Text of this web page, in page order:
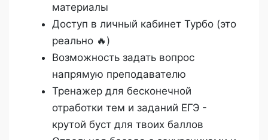
материалы
Доступ в личный кабинет Турбо (это
реально 🔥)
Возможность задать вопрос
напрямую преподавателю
Тренажер для бесконечной
отработки тем и заданий ЕГЭ -
крутой буст для твоих баллов